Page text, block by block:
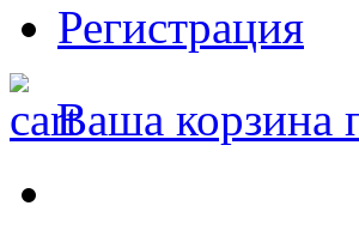
Регистрация
Ваша корзина